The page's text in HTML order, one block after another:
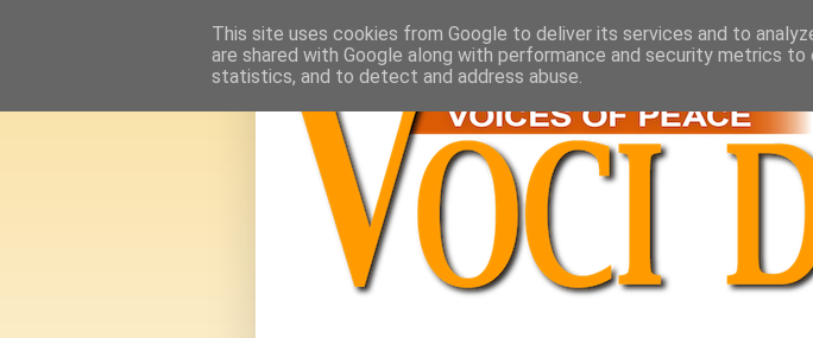
This site uses cookies from Google to deliver its services and to
are shared with Google along with performance and security metrics
statistics, and to detect and address abuse.